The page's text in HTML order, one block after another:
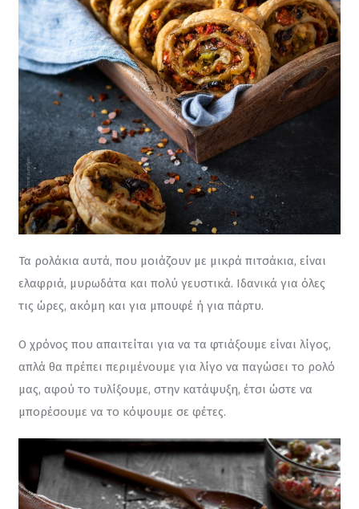
Τα ρολάκια αυτά, που μοιάζουν με μικρά πιτσάκια, είναι
ελαφριά, μυρωδάτα και πολύ γευστικά. Ιδανικά για όλες
τις ώρες, ακόμη και για μπουφέ ή για πάρτυ.
Ο χρόνος που απαιτείται για να τα φτιάξουμε είναι λίγος,
απλά θα πρέπει περιμένουμε για λίγο να παγώσει το ρολό
μας, αφού το τυλίξουμε, στην κατάψυξη, έτσι ώστε να
μπορέσουμε να το κόψουμε σε φέτες.